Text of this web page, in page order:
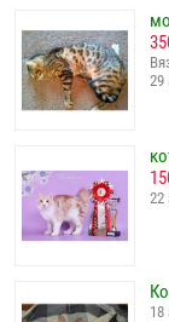
29
22
18